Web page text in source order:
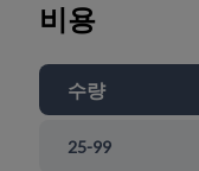
비용
수량
25-99